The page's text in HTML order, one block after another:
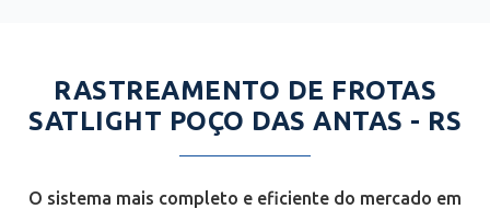
RASTREAMENTO DE FROTAS
SATLIGHT POÇO DAS ANTAS - RS
O sistema mais completo e eficiente do mercado em